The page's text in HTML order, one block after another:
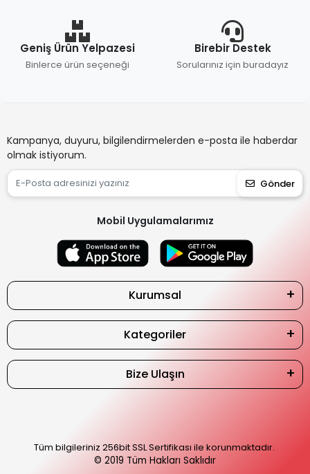
Geniş Ürün Yelpazesi
Binlerce ürün seçeneği
Birebir Destek
Sorularınız için buradayız
Kampanya, duyuru, bilgilendirmelerden e-posta ile haberdar
olmak istiyorum.
Gönder
Mobil Uygulamalarımız
Kurumsal
Kategoriler
Bize Ulaşın
Tüm bilgileriniz 256bit SSL Sertifikası ile korunmaktadır.
© 2019 Tüm Hakları Saklıdır